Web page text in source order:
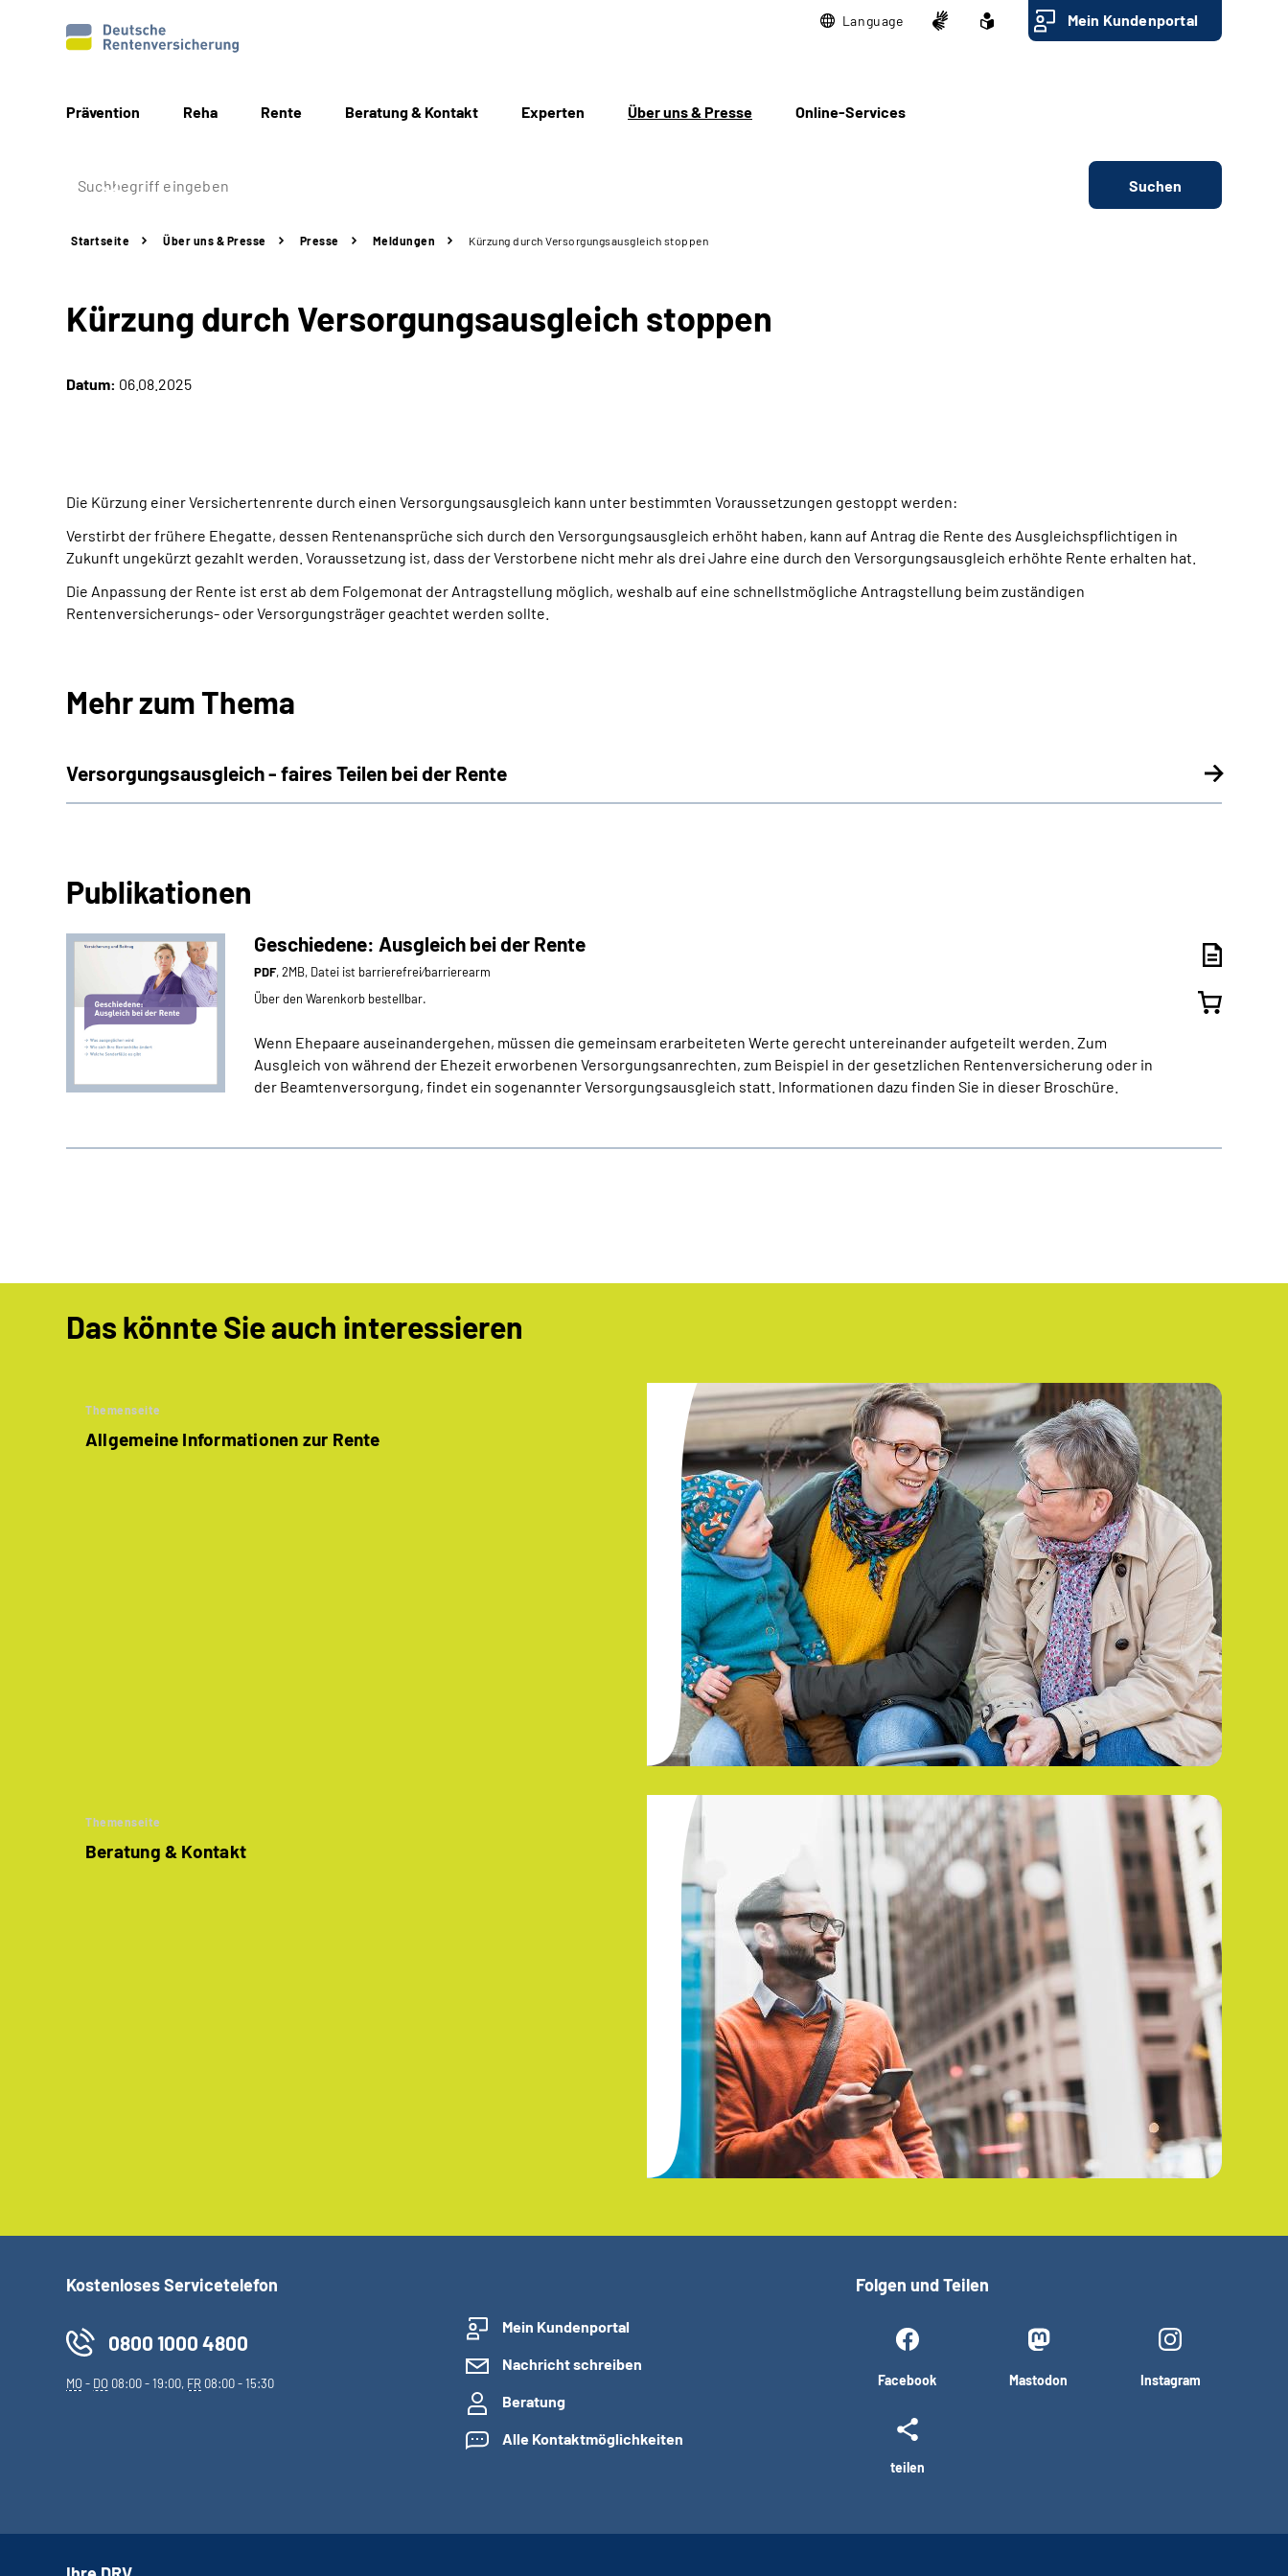
Language Mein Kundenportal
Prävention Reha Rente Beratung & Kontakt Experten Über uns & Presse Online-Services
Suchen
Startseite Über uns & Presse Presse Meldungen Kürzung durch Versorgungsausgleich stoppen
Kürzung durch Versorgungsausgleich stoppen
Datum: 06.08.2025
Die Kürzung einer Versichertenrente durch einen Versorgungsausgleich kann unter bestimmten Voraussetzungen gestoppt werden:
Verstirbt der frühere Ehegatte, dessen Rentenansprüche sich durch den Versorgungsausgleich erhöht haben, kann auf Antrag die Rente des Ausgleichspflichtigen in
Zukunft ungekürzt gezahlt werden. Voraussetzung ist, dass der Verstorbene nicht mehr als drei Jahre eine durch den Versorgungsausgleich erhöhte Rente erhalten hat.
Die Anpassung der Rente ist erst ab dem Folgemonat der Antragstellung möglich, weshalb auf eine schnellstmögliche Antragstellung beim zuständigen
Rentenversicherungs- oder Versorgungsträger geachtet werden sollte.
Mehr zum Thema
Versorgungsausgleich - faires Teilen bei der Rente
Publikationen
Geschiedene: Ausgleich bei der Rente
PDF, 2MB, Datei ist barrierefrei⁄barrierearm
Über den Warenkorb bestellbar.
Wenn Ehepaare auseinandergehen, müssen die gemeinsam erarbeiteten Werte gerecht untereinander aufgeteilt werden. Zum
Ausgleich von während der Ehezeit erworbenen Versorgungsanrechten, zum Beispiel in der gesetzlichen Rentenversicherung oder in
der Beamtenversorgung, findet ein sogenannter Versorgungsausgleich statt. Informationen dazu finden Sie in dieser Broschüre.
Das könnte Sie auch interessieren
Themenseite
Allgemeine Informationen zur Rente
Themenseite
Beratung & Kontakt
Kostenloses Servicetelefon
0800 1000 4800
MO- DO 08:00 - 19:00, FR 08:00 - 15:30
Mein Kundenportal
Nachricht schreiben
Beratung
Alle Kontaktmöglichkeiten
Folgen und Teilen
Facebook Mastodon Instagram
teilen